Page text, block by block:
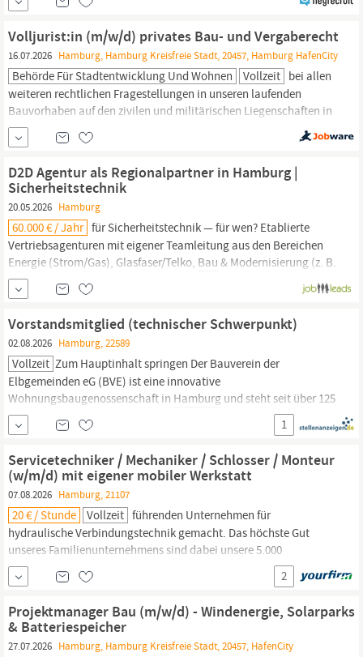
Sozietäten in Deutschland beraten und vertreten wir von unserem
aus seit 1822 unsere nationalen und
internationalen Mandanten in allen Bereichen der...
Volljurist:in (m/w/d) privates Bau- und Vergaberecht
16.07.2026 Hamburg, Hamburg Kreisfreie Stadt, 20457, Hamburg HafenCity
Behörde Für Stadtentwicklung Und Wohnen Vollzeit bei allen
weiteren rechtlichen Fragestellungen in unseren laufenden
Bauvorhaben auf den zivilen und militärischen Liegenschaften in
Hamburg.
Hier sind weitere Informationen über uns als
Arbeitgeberin Freie und Hansestadt
Ihre Aufgaben Sie
sowie externen...
D2D Agentur als Regionalpartner in Hamburg |
Sicherheitstechnik
20.05.2026 Hamburg
60.000 € / Jahr für Sicherheitstechnik — für wen? Etablierte
Vertriebsagenturen mit eigener Teamleitung aus den Bereichen
Energie (Strom/Gas), Glasfaser/Telko, Bau & Modernisierung (z. B.
Heim & Haus, Fenster, Dach, Dämmung), Heizung/Solar oder
vergleichbaren D2D-Vertikalen in
Ihr habt ein Team, ihr
Vorstandsmitglied (technischer Schwerpunkt)
02.08.2026 Hamburg, 22589
Vollzeit Zum Hauptinhalt springen Der Bauverein der
Elbgemeinden eG (BVE) ist eine innovative
Wohnungsbaugenossenschaft in Hamburg und steht seit über 125
Jahren für sicheres, bezahlbares und zukunftsfähiges Wohnen. Mit
fast 15.000 Wohnungen und mehr als 130 Mitarbeitenden gehört
der BVE zu den größten Genossenschaften Deutschlands und ist
zukunftsweisender...
1
Servicetechniker / Mechaniker / Schlosser / Monteur
(w/m/d) mit eigener mobiler Werkstatt
07.08.2026 Hamburg, 21107
20 € / Stunde Vollzeit führenden Unternehmen für
hydraulische Verbindungstechnik gemacht. Das höchste Gut
unseres Familienunternehmens sind dabei unsere 5.000
Mitarbeiter innen. Für den Mobilen Hydraulik-Sofortservice
suchen wir Sie für den Großraum
zur Unterstützung als
Servicetechniker Schlosser / Monteur (w/m/d) mit eigener mobiler
Werkstatt.
2
Projektmanager Bau (m/w/d) - Windenergie, Solarparks
& Batteriespeicher
27.07.2026 Hamburg, Hamburg Kreisfreie Stadt, 20457, HafenCity